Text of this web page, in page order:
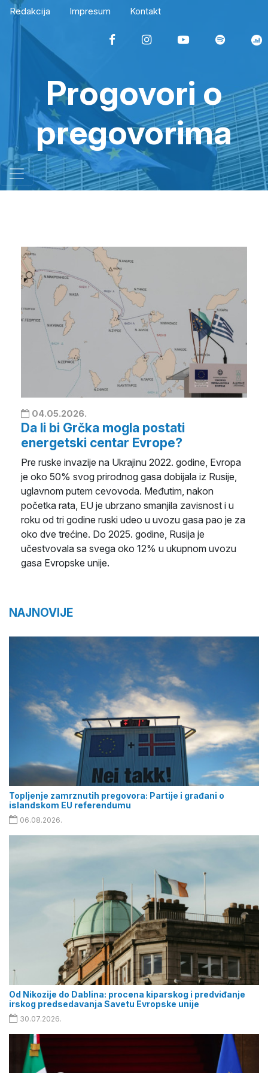
Redakcija Impresum Kontakt
Progovori o
pregovorima
04.05.2026.
Da li bi Grčka mogla postati
energetski centar Evrope?
Pre ruske invazije na Ukrajinu 2022. godine, Evropa
je oko 50% svog prirodnog gasa dobijala iz Rusije,
uglavnom putem cevovoda. Međutim, nakon
početka rata, EU je ubrzano smanjila zavisnost i u
roku od tri godine ruski udeo u uvozu gasa pao je za
oko dve trećine. Do 2025. godine, Rusija je
učestvovala sa svega oko 12% u ukupnom uvozu
gasa Evropske unije.
NAJNOVIJE
Topljenje zamrznutih pregovora: Partije i građani o
islandskom EU referendumu
06.08.2026.
Od Nikozije do Dablina: procena kiparskog i predviđanje
irskog predsedavanja Savetu Evropske unije
30.07.2026.